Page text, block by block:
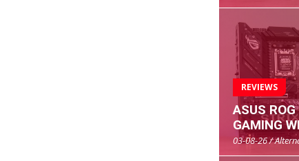
REVIEWS
ASUS
GAMING
03-08-26 /